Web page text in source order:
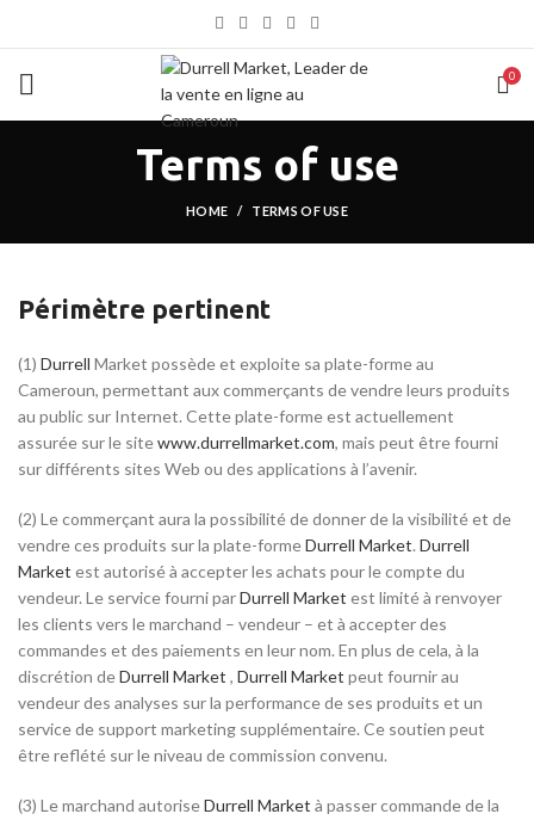
0
Terms of use
HOME TERMS OF USE
Périmètre pertinent
(1) Durrell Market possède et exploite sa plate-forme au
Cameroun, permettant aux commerçants de vendre leurs produits
au public sur Internet. Cette plate-forme est actuellement
assurée sur le sitewww.durrellmarket.com, mais peut être fourni
sur différents sites Web ou des applications à l’avenir.
(2) Le commerçant aura la possibilité de donner de la visibilité et de
vendre ces produits sur la plate-formeDurrell Market. Durrell
Market est autorisé à accepter les achats pour le compte du
vendeur. Le service fourni parDurrell Market est limité à renvoyer
les clients vers le marchand – vendeur – et à accepter des
commandes et des paiements en leur nom. En plus de cela, à la
discrétion deDurrell Market , Durrell Market peut fournir au
vendeur des analyses sur la performance de ses produits et un
service de support marketing supplémentaire. Ce soutien peut
être reflété sur le niveau de commission convenu.
(3) Le marchand autoriseDurrell Market à passer commande de la